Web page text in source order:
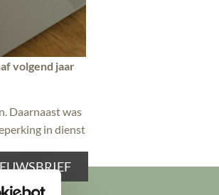
volgend jaar
Daarnaast was
in dienst